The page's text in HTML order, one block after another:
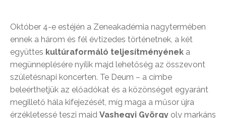
Október 4-e estéjén a Zeneakadémia nagytermében
ennek a három és fél évtizedes történetnek, a két
együttes kultúraformáló teljesítményének a
megünneplésére nyílik majd lehetőség az összevont
születésnapi koncerten. Te Deum – a címbe
beleérthetjük az előadókat és a közönséget egyaránt
megillető hála kifejezését, míg maga a műsor újra
érzékletessé teszi majd Vashegyi György oly markáns